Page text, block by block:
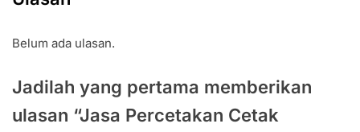
Belum ada ulasan.
Jadilah yang pertama memberikan
ulasan “Jasa Percetakan Cetak